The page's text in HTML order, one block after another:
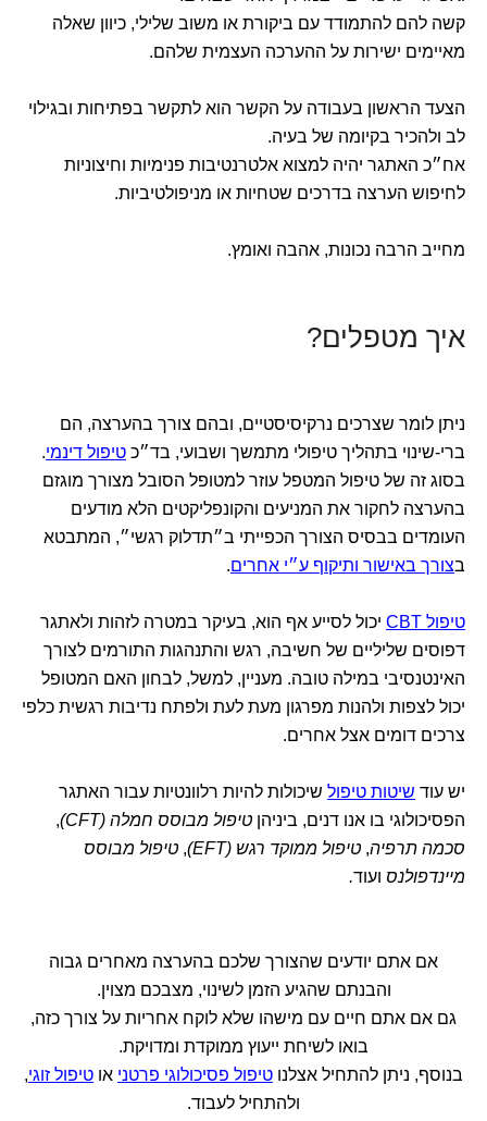
קשה להם להתמודד עם ביקורת או משוב שלילי, כיוון שאלה
מאיימים ישירות על ההערכה העצמית שלהם.
הצעד הראשון בעבודה על הקשר הוא לתקשר בפתיחות ובגילוי
לב ולהכיר בקיומה של בעיה.
אח״כ האתגר יהיה למצוא אלטרנטיבות פנימיות וחיצוניות
לחיפוש הערצה בדרכים שטחיות או מניפולטיביות.
מחייב הרבה נכונות, אהבה ואומץ.
איך מטפלים?
ניתן לומר שצרכים נרקיסיסטיים, ובהם צורך בהערצה, הם
ברי-שינוי בתהליך טיפולי מתמשך ושבועי, בד״כ טיפול דינמי.
בסוג זה של טיפול המטפל עוזר למטופל הסובל מצורך מוגזם
בהערצה לחקור את המניעים והקונפליקטים הלא מודעים
העומדים בבסיס הצורך הכפייתי ב״תדלוק רגשי״, המתבטא
בצורך באישור ותיקוף ע״י אחרים.
טיפול CBT
יכול לסייע אף הוא, בעיקר במטרה לזהות ולאתגר
דפוסים שליליים של חשיבה, רגש והתנהגות התורמים לצורך
האינטנסיבי במילה טובה. מעניין, למשל, לבחון האם המטופל
יכול לצפות ולהנות מפרגון מעת לעת ולפתח נדיבות רגשית כלפי
צרכים דומים אצל אחרים.
יש עוד שיטות טיפול שיכולות להיות רלוונטיות עבור האתגר
הפסיכולוגי בו אנו דנים, ביניהן טיפול מבוסס חמלה (CFT)
,
סכמה תרפיה, טיפול ממוקד רגש (EFT) , טיפול מבוסס
מיינדפולנס ועוד.
אם אתם יודעים שהצורך שלכם בהערצה מאחרים גבוה
והבנתם שהגיע הזמן לשינוי, מצבכם מצוין.
גם אם אתם חיים עם מישהו שלא לוקח אחריות על צורך כזה,
בואו לשיחת ייעוץ ממוקדת ומדויקת.
בנוסף, ניתן להתחיל אצלנו טיפול פסיכולוגי פרטני או טיפול זוגי,
ולהתחיל לעבוד.